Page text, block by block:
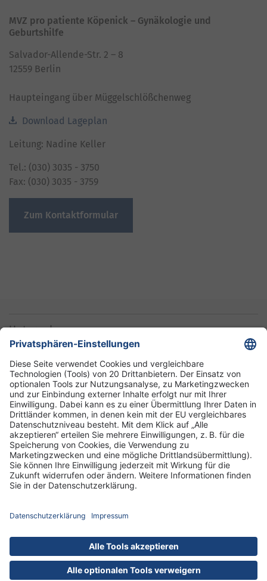
Platform
MVZ pro patiente Köpenick – Gynäkologie und
Geburtshilfe
Salvador-Allende-Str. 2 – 8
12559 Berlin
Haupteingang über Müggelschlößchenweg
Download Lageplan
Leitung: Nadine Keller
Tel.: (030) 3035 - 3750
Fax: (030) 3035 - 3759
Zum Kontaktformular
Unternehmen
Informationen
Standorte
DRK-Schwesternschaft Berlin
Impressum
Hausordnung